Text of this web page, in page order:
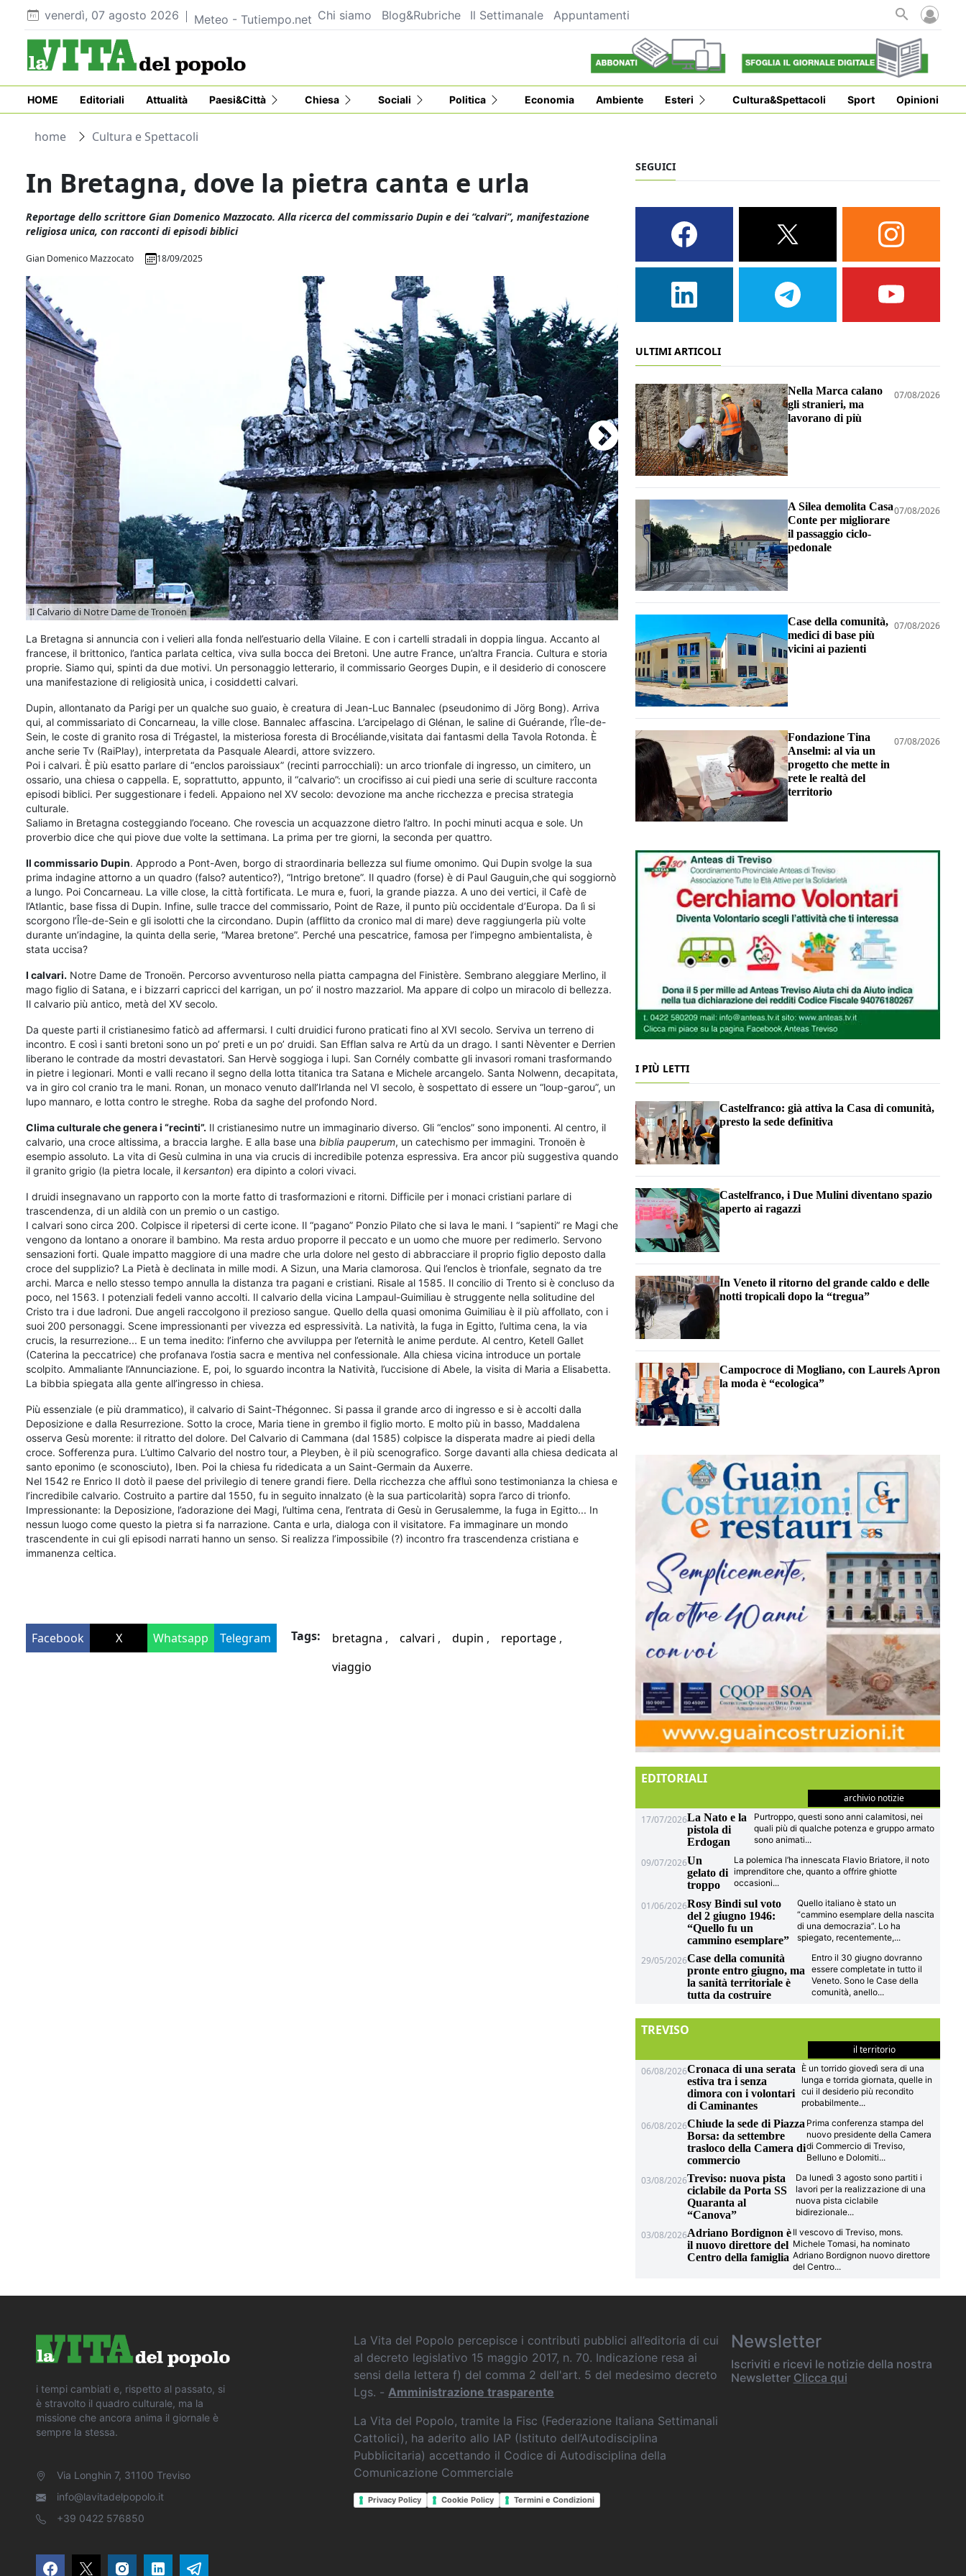
venerdì, 07 agosto 2026 Meteo - Tutiempo.net Chi siamo Blog&Rubriche Il Settimanale Appuntamenti
HOME Editoriali Attualità Paesi&Città Chiesa Sociali Politica Economia Ambiente Esteri Cultura&Spettacoli Sport Opinioni
home Cultura e Spettacoli
In Bretagna, dove la pietra canta e urla
Reportage dello scrittore Gian Domenico Mazzocato. Alla ricerca del commissario Dupin e dei “calvari”, manifestazione
religiosa unica, con racconti di episodi biblici
Gian Domenico Mazzocato 18/09/2025
Il Calvario di Notre Dame de Tronoën Uno scorcio di Pont-Aven
La Bretagna si annuncia con i velieri alla fonda nell’estuario della Vilaine. E con i cartelli stradali in doppia lingua. Accanto al
francese, il brittonico, l’antica parlata celtica, viva sulla bocca dei Bretoni. Une autre France, un’altra Francia. Cultura e storia
proprie. Siamo qui, spinti da due motivi. Un personaggio letterario, il commissario Georges Dupin, e il desiderio di conoscere
una manifestazione di religiosità unica, i cosiddetti calvari.
Dupin, allontanato da Parigi per un qualche suo guaio, è creatura di Jean-Luc Bannalec (pseudonimo di Jörg Bong). Arriva
qui, al commissariato di Concarneau, la ville close. Bannalec affascina. L’arcipelago di Glénan, le saline di Guérande, l’Île-de-
Sein, le coste di granito rosa di Trégastel, la misteriosa foresta di Brocéliande,visitata dai fantasmi della Tavola Rotonda. È
anche serie Tv (RaiPlay), interpretata da Pasquale Aleardi, attore svizzero.
Poi i calvari. È più esatto parlare di “enclos paroissiaux” (recinti parrocchiali): un arco trionfale di ingresso, un cimitero, un
ossario, una chiesa o cappella. E, soprattutto, appunto, il “calvario”: un crocifisso ai cui piedi una serie di sculture racconta
episodi biblici. Per suggestionare i fedeli. Appaiono nel XV secolo: devozione ma anche ricchezza e precisa strategia
culturale.
Saliamo in Bretagna costeggiando l’oceano. Che rovescia un acquazzone dietro l’altro. In pochi minuti acqua e sole. Un
proverbio dice che qui piove due volte la settimana. La prima per tre giorni, la seconda per quattro.
Il commissario Dupin. Approdo a Pont-Aven, borgo di straordinaria bellezza sul fiume omonimo. Qui Dupin svolge la sua
prima indagine attorno a un quadro (falso? autentico?), “Intrigo bretone”. Il quadro (forse) è di Paul Gauguin,che qui soggiornò
a lungo. Poi Concarneau. La ville close, la città fortificata. Le mura e, fuori, la grande piazza. A uno dei vertici, il Cafè de
l’Atlantic, base fissa di Dupin. Infine, sulle tracce del commissario, Point de Raze, il punto più occidentale d’Europa. Da lì si
scorgono l’Île-de-Sein e gli isolotti che la circondano. Dupin (afflitto da cronico mal di mare) deve raggiungerla più volte
durante un’indagine, la quinta della serie, “Marea bretone”. Perché una pescatrice, famosa per l’impegno ambientalista, è
stata uccisa?
I calvari. Notre Dame de Tronoën. Percorso avventuroso nella piatta campagna del Finistère. Sembrano aleggiare Merlino, il
mago figlio di Satana, e i bizzarri capricci del karrigan, un po’ il nostro mazzariol. Ma appare di colpo un miracolo di bellezza.
Il calvario più antico, metà del XV secolo.
Da queste parti il cristianesimo faticò ad affermarsi. I culti druidici furono praticati fino al XVI secolo. Serviva un terreno di
incontro. E così i santi bretoni sono un po’ preti e un po’ druidi. San Efflan salva re Artù da un drago. I santi Nèventer e Derrien
liberano le contrade da mostri devastatori. San Hervè soggioga i lupi. San Cornély combatte gli invasori romani trasformando
in pietre i legionari. Monti e valli recano il segno della lotta titanica tra Satana e Michele arcangelo. Santa Nolwenn, decapitata,
va in giro col cranio tra le mani. Ronan, un monaco venuto dall’Irlanda nel VI secolo, è sospettato di essere un “loup-garou”, un
lupo mannaro, e lotta contro le streghe. Roba da saghe del profondo Nord.
Clima culturale che genera i “recinti”. Il cristianesimo nutre un immaginario diverso. Gli “enclos” sono imponenti. Al centro, il
calvario, una croce altissima, a braccia larghe. E alla base una biblia pauperum, un catechismo per immagini. Tronoën è
esempio assoluto. La vita di Gesù culmina in una via crucis di incredibile potenza espressiva. Era ancor più suggestiva quando
il granito grigio (la pietra locale, il kersanton) era dipinto a colori vivaci.
I druidi insegnavano un rapporto con la morte fatto di trasformazioni e ritorni. Difficile per i monaci cristiani parlare di
trascendenza, di un aldilà con un premio o un castigo.
I calvari sono circa 200. Colpisce il ripetersi di certe icone. Il “pagano” Ponzio Pilato che si lava le mani. I “sapienti” re Magi che
vengono da lontano a onorare il bambino. Ma resta arduo proporre il peccato e un uomo che muore per redimerlo. Servono
sensazioni forti. Quale impatto maggiore di una madre che urla dolore nel gesto di abbracciare il proprio figlio deposto dalla
croce del supplizio? La Pietà è declinata in mille modi. A Sizun, una Maria clamorosa. Qui l’enclos è trionfale, segnato da tre
archi. Marca e nello stesso tempo annulla la distanza tra pagani e cristiani. Risale al 1585. Il concilio di Trento si è concluso da
poco, nel 1563. I potenziali fedeli vanno accolti. Il calvario della vicina Lampaul-Guimiliau è struggente nella solitudine del
Cristo tra i due ladroni. Due angeli raccolgono il prezioso sangue. Quello della quasi omonima Guimiliau è il più affollato, con i
suoi 200 personaggi. Scene impressionanti per vivezza ed espressività. La natività, la fuga in Egitto, l’ultima cena, la via
crucis, la resurrezione... E un tema inedito: l’inferno che avviluppa per l’eternità le anime perdute. Al centro, Ketell Gallet
(Caterina la peccatrice) che profanava l’ostia sacra e mentiva nel confessionale. Alla chiesa vicina introduce un portale
scolpito. Ammaliante l’Annunciazione. E, poi, lo sguardo incontra la Natività, l’uccisione di Abele, la visita di Maria a Elisabetta.
La bibbia spiegata alla gente all’ingresso in chiesa.
Più essenziale (e più drammatico), il calvario di Saint-Thégonnec. Si passa il grande arco di ingresso e si è accolti dalla
Deposizione e dalla Resurrezione. Sotto la croce, Maria tiene in grembo il figlio morto. E molto più in basso, Maddalena
osserva Gesù morente: il ritratto del dolore. Del Calvario di Cammana (dal 1585) colpisce la disperata madre ai piedi della
croce. Sofferenza pura. L’ultimo Calvario del nostro tour, a Pleyben, è il più scenografico. Sorge davanti alla chiesa dedicata al
santo eponimo (e sconosciuto), Iben. Poi la chiesa fu ridedicata a un Saint-Germain da Auxerre.
Nel 1542 re Enrico II dotò il paese del privilegio di tenere grandi fiere. Della ricchezza che affluì sono testimonianza la chiesa e
l’incredibile calvario. Costruito a partire dal 1550, fu in seguito innalzato (è la sua particolarità) sopra l’arco di trionfo.
Impressionante: la Deposizione, l’adorazione dei Magi, l’ultima cena, l’entrata di Gesù in Gerusalemme, la fuga in Egitto... In
nessun luogo come questo la pietra si fa narrazione. Canta e urla, dialoga con il visitatore. Fa immaginare un mondo
trascendente in cui gli episodi narrati hanno un senso. Si realizza l’impossibile (?) incontro fra trascendenza cristiana e
immanenza celtica.
Facebook X Whatsapp Telegram Tags: bretagna calvari dupin
reportage
viaggio
SEGUICI
ULTIMI ARTICOLI
Nella Marca calano
gli stranieri, ma
lavorano di più
07/08/2026
A Silea demolita Casa
Conte per migliorare
il passaggio ciclo-
pedonale
07/08/2026
Case della comunità,
medici di base più
vicini ai pazienti
07/08/2026
Fondazione Tina
Anselmi: al via un
progetto che mette in
rete le realtà del
territorio
07/08/2026
I PIÙ LETTI
Castelfranco: già attiva la Casa di comunità,
presto la sede definitiva
Castelfranco, i Due Mulini diventano spazio
aperto ai ragazzi
In Veneto il ritorno del grande caldo e delle
notti tropicali dopo la “tregua”
Campocroce di Mogliano, con Laurels Apron
la moda è “ecologica”
EDITORIALI
archivio notizie
17/07/2026La Nato e la
pistola di
Erdogan
Purtroppo, questi sono anni calamitosi, nei
quali più di qualche potenza e gruppo armato
sono animati...
09/07/2026Un
gelato di
troppo
La polemica l’ha innescata Flavio Briatore, il noto
imprenditore che, quanto a offrire ghiotte
occasioni...
01/06/2026Rosy Bindi sul voto
del 2 giugno 1946:
“Quello fu un
cammino esemplare”
Quello italiano è stato un
“cammino esemplare della nascita
di una democrazia”. Lo ha
spiegato, recentemente,...
29/05/2026Case della comunità
pronte entro giugno, ma
la sanità territoriale è
tutta da costruire
Entro il 30 giugno dovranno
essere completate in tutto il
Veneto. Sono le Case della
comunità, anello...
TREVISO
il territorio
06/08/2026Cronaca di una serata
estiva tra i senza
dimora con i volontari
di Caminantes
È un torrido giovedì sera di una
lunga e torrida giornata, quelle in
cui il desiderio più recondito
probabilmente...
06/08/2026Chiude la sede di Piazza
Borsa: da settembre
trasloco della Camera di
commercio
Prima conferenza stampa del
nuovo presidente della Camera
di Commercio di Treviso,
Belluno e Dolomiti...
03/08/2026Treviso: nuova pista
ciclabile da Porta SS
Quaranta al
“Canova”
Da lunedì 3 agosto sono partiti i
lavori per la realizzazione di una
nuova pista ciclabile
bidirezionale...
03/08/2026Adriano Bordignon è
il nuovo direttore del
Centro della famiglia
Il vescovo di Treviso, mons.
Michele Tomasi, ha nominato
Adriano Bordignon nuovo direttore
del Centro...
i tempi cambiati e, rispetto al passato, si
è stravolto il quadro culturale, ma la
missione che ancora anima il giornale è
sempre la stessa.
Via Longhin 7, 31100 Treviso
info@lavitadelpopolo.it
+39 0422 576850
La Vita del Popolo percepisce i contributi pubblici all’editoria di cui
al decreto legislativo 15 maggio 2017, n. 70. Indicazione resa ai
sensi della lettera f) del comma 2 dell'art. 5 del medesimo decreto
Lgs. -Amministrazione trasparente
La Vita del Popolo, tramite la Fisc (Federazione Italiana Settimanali
Cattolici), ha aderito allo IAP (Istituto dell’Autodisciplina
Pubblicitaria) accettando il Codice di Autodisciplina della
Comunicazione Commerciale
Privacy Policy Cookie Policy Termini e Condizioni
Newsletter
Iscriviti e ricevi le notizie della nostra
Newsletter Clicca qui